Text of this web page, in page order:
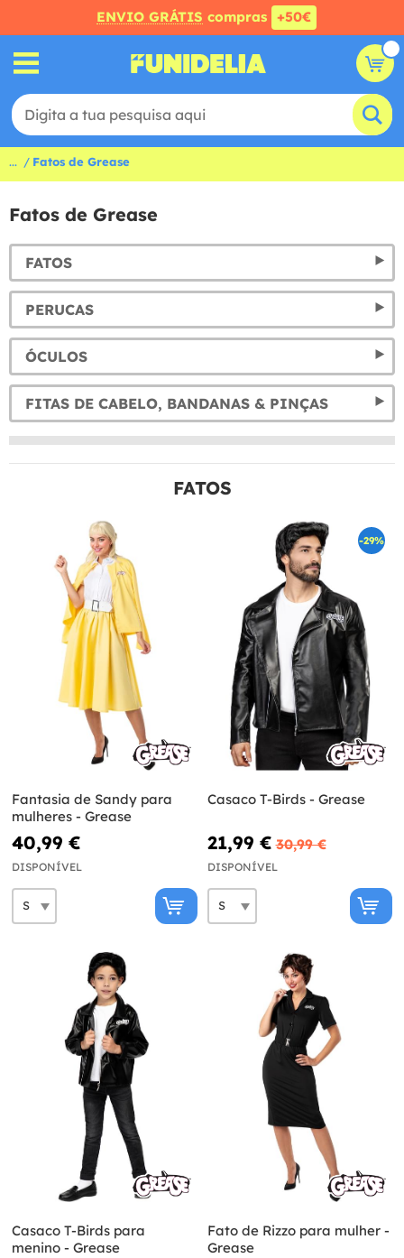
ENVIO GRÁTIS compras +50€
... Fatos de Grease
Fatos de Grease
FATOS
PERUCAS
ÓCULOS
FITAS DE CABELO, BANDANAS & PINÇAS
FATOS
Fantasia de Sandy para
mulheres - Grease
40,99 €
DISPONÍVEL
-29%
Casaco T-Birds - Grease
21,99 € 30,99 €
DISPONÍVEL
Casaco T-Birds para
menino - Grease
Fato de Rizzo para mulher -
Grease